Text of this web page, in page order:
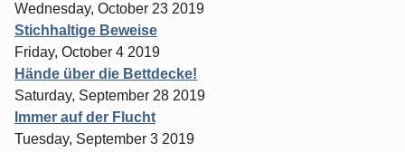
Wednesday, October 23 2019
Stichhaltige Beweise
Friday, October 4 2019
Hände über die Bettdecke!
Saturday, September 28 2019
Immer auf der Flucht
Tuesday, September 3 2019